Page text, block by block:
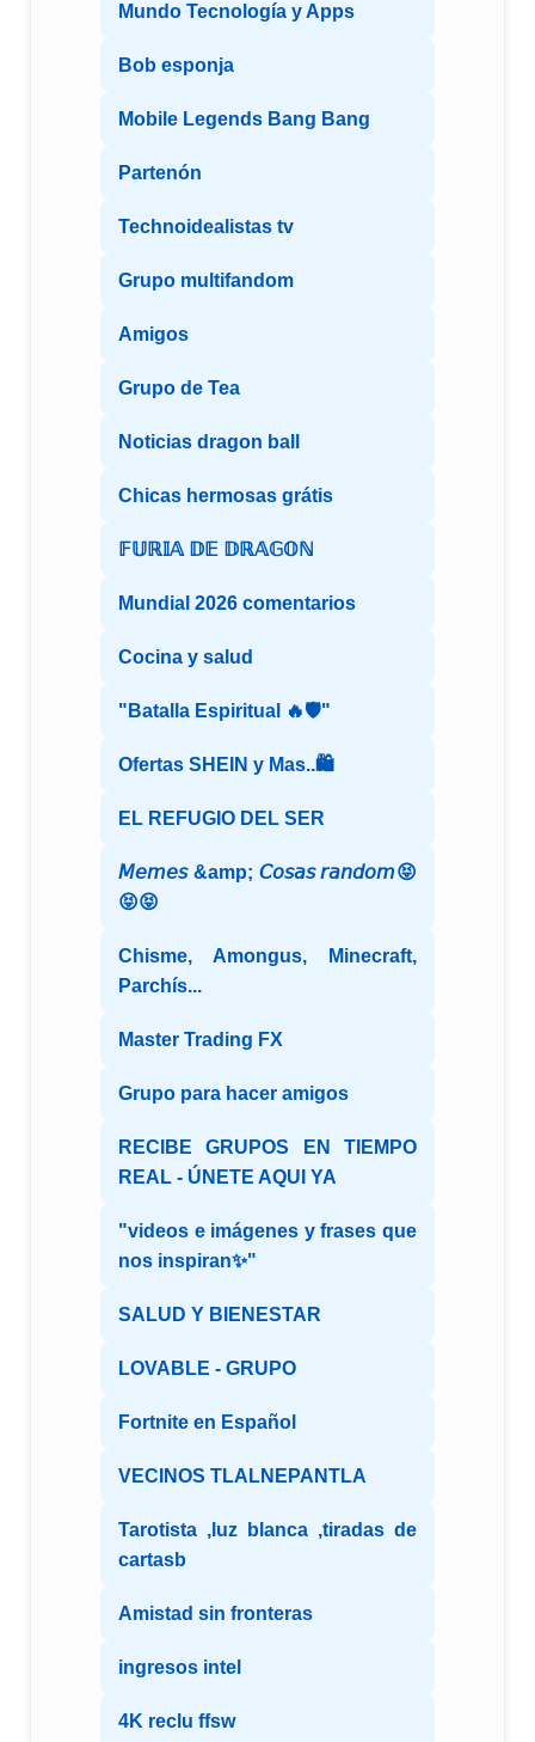
Mundo Tecnología y Apps
Bob esponja
Mobile Legends Bang Bang
Partenón
Technoidealistas tv
Grupo multifandom
Amigos
Grupo de Tea
Noticias dragon ball
Chicas hermosas grátis
𝔽𝕌ℝ𝕀𝔸 𝔻𝔼 𝔻ℝ𝔸𝔾𝕆ℕ
Mundial 2026 comentarios
Cocina y salud
"Batalla Espiritual 🔥🛡️"
Ofertas SHEIN y Mas..🛍️
EL REFUGIO DEL SER
𝘔𝘦𝘮𝘦𝘴 &amp; 𝘊𝘰𝘴𝘢𝘴 𝘳𝘢𝘯𝘥𝘰𝘮😝
😝😝
Chisme, Amongus, Minecraft,
Parchís...
Master Trading FX
Grupo para hacer amigos
RECIBE GRUPOS EN TIEMPO
REAL - ÚNETE AQUI YA
"videos e imágenes y frases que
nos inspiran✨"
SALUD Y BIENESTAR
LOVABLE - GRUPO
Fortnite en Español
VECINOS TLALNEPANTLA
Tarotista ,luz blanca ,tiradas de
cartasb
Amistad sin fronteras
ingresos intel
4K reclu ffsw